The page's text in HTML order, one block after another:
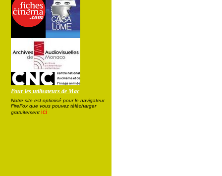
Pour les utilisateurs de Mac
Notre site est optimisé pour le navigateur
FireFox que vous pouvez télécharger
gratuitement ici